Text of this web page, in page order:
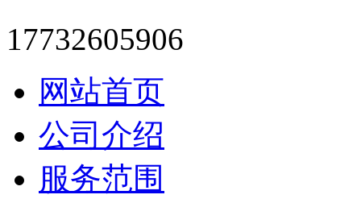
17732605906
网站首页
公司介绍
服务范围